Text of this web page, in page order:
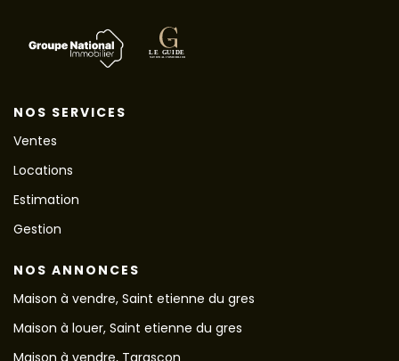
NOS SERVICES
Ventes
Locations
Estimation
Gestion
NOS ANNONCES
Maison à vendre, Saint etienne du gres
Maison à louer, Saint etienne du gres
Maison à vendre, Tarascon